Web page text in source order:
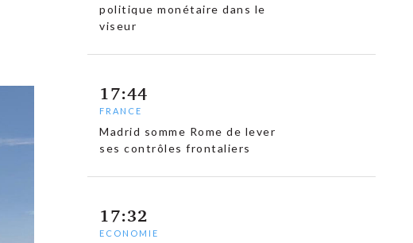
politique monétaire dans le
viseur
17:44
FRANCE
Madrid somme Rome de lever
ses contrôles frontaliers
17:32
ECONOMIE